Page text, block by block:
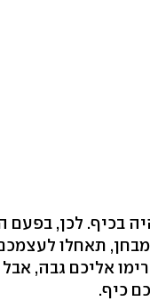
בכיף. לכן, בפעם
תאחלו
אליכם גבה,
כיף.